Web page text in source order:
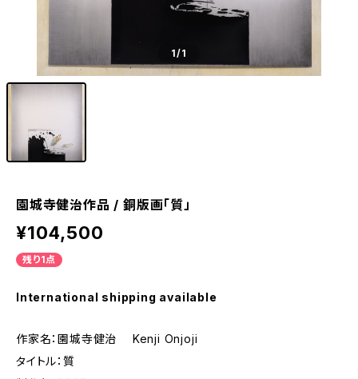
1/1
園城寺健治作品 / 銅版画「質」
¥104,500
残り1点
International shipping available
作家名：園城寺健治 Kenji Onjoji
タイトル：質